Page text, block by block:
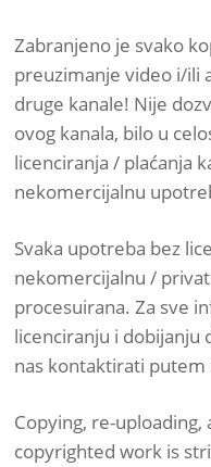
Zabranjeno je svako
preuzimanje video i/ili
druge kanale! Nije
ovog kanala, bilo u
licenciranja / plaćanja
nekomercijalnu
Svaka upotreba bez
nekomercijalnu /
procesuirana. Za sve
licenciranju i dobijanju
nas kontaktirati putem
Copying, re-
copyrighted work is